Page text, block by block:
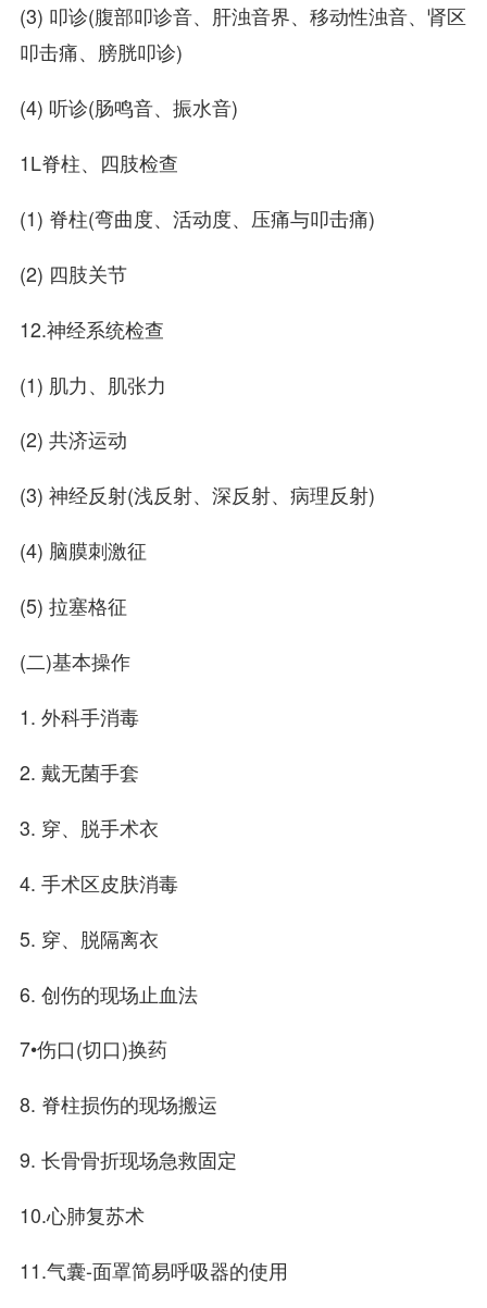
(3) 叩诊(腹部叩诊音、肝浊音界、移动性浊音、肾区
叩击痛、膀胱叩诊)
(4) 听诊(肠鸣音、振水音)
1L脊柱、四肢检查
(1) 脊柱(弯曲度、活动度、压痛与叩击痛)
(2) 四肢关节
12.神经系统检查
(1) 肌力、肌张力
(2) 共济运动
(3) 神经反射(浅反射、深反射、病理反射)
(4) 脑膜刺激征
(5) 拉塞格征
(二)基本操作
1. 外科手消毒
2. 戴无菌手套
3. 穿、脱手术衣
4. 手术区皮肤消毒
5. 穿、脱隔离衣
6. 创伤的现场止血法
7•伤口(切口)换药
8. 脊柱损伤的现场搬运
9. 长骨骨折现场急救固定
10.心肺复苏术
11.气囊-面罩简易呼吸器的使用